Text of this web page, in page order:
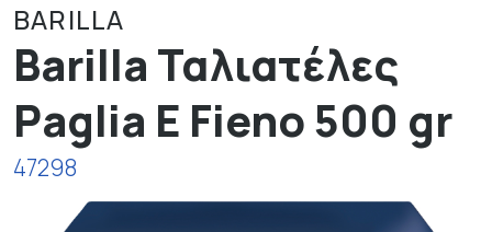
BARILLA
Barilla Ταλιατέλες
Paglia E Fieno 500 gr
47298